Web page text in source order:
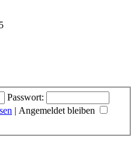
Passwort:
| Angemeldet bleiben